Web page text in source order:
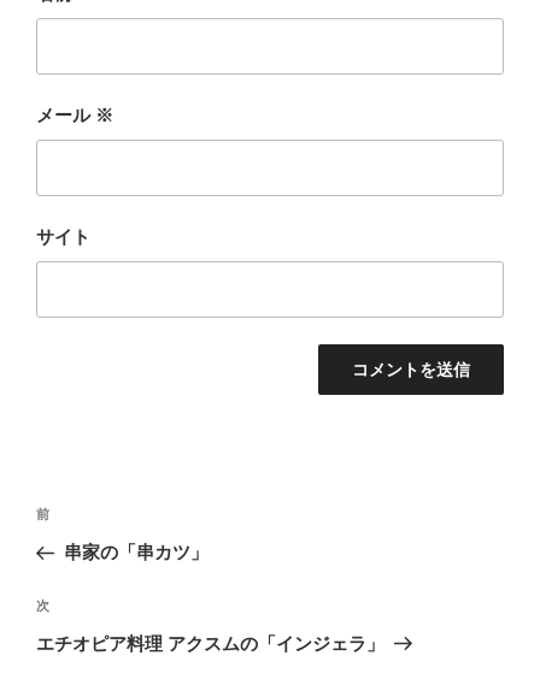
メール ※
サイト
投
ナ
ビ
ゲ
前
の
稿
前
串家の「串カツ」
次
の
次
エチオピア料理 アクスムの「インジェラ」